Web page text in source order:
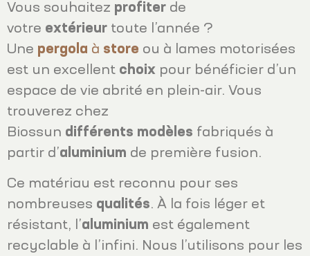
Vous souhaitez profiter de
votre extérieur toute l’année ?
Une pergola à store ou à lames motorisées
est un excellent choix pour bénéficier d’un
espace de vie abrité en plein-air. Vous
trouverez chez
Biossun différents modèles fabriqués à
partir d’aluminium de première fusion.
Ce matériau est reconnu pour ses
nombreuses qualités. À la fois léger et
résistant, l’aluminium est également
recyclable à l’infini. Nous l’utilisons pour les